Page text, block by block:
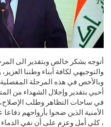
أتوجه بشكر خالص وبتقدير الى
والتوجيهي لكافة أبناء وطننا
وبالأخص في هذه المرحلة المفصلية
أحيي بتقدير وإجلال الشهداء من
في ساحات التظاهر وطلب الإصلاح،
الأمنية الذين ضحوا بأرواحهم
، كلي أمل وعزم على أن نفي الدماء